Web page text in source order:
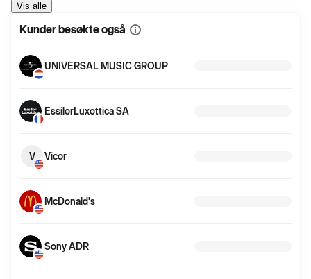
Vis alle
Kunder besøkte også Vis
UNIVERSAL MUSIC GROUP
EssilorLuxottica SA
V Vicor
McDonald's
Sony ADR